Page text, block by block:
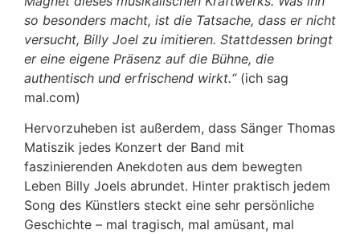
so besonders macht, ist die Tatsache, dass er nicht
versucht, Billy Joel zu imitieren. Stattdessen bringt
er eine eigene Präsenz auf die Bühne, die
authentisch und erfrischend wirkt.“ (ich sag
mal.com)
Hervorzuheben ist außerdem, dass Sänger Thomas
Matiszik jedes Konzert der Band mit
faszinierenden Anekdoten aus dem bewegten
Leben Billy Joels abrundet. Hinter praktisch jedem
Song des Künstlers steckt eine sehr persönliche
Geschichte – mal tragisch, mal amüsant, mal